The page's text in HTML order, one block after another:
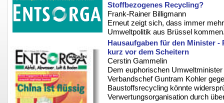
Stoffbezogenes Recycling?
Frank-Rainer Billigmann
Erneut zeigt sich, dass immer
Umweltpolitik aus Brüssel
Hausaufgaben für den Minister
kurz vor dem Scheitern
Cerstin Gammelin
Dem euphorischen
Verbandschef Guntram Kohler
Baustoffsrecycling könnte
Verwertungsorganisation durch